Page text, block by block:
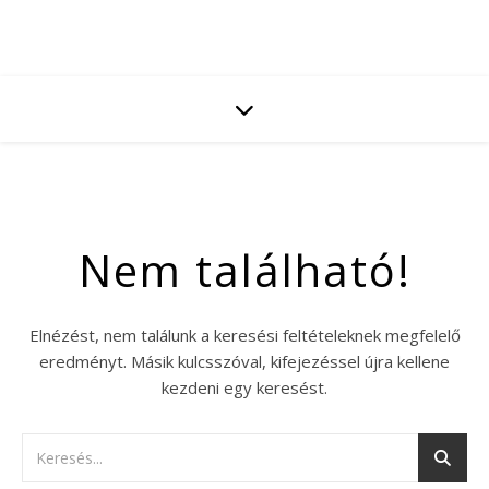
Nem található!
Elnézést, nem találunk a keresési feltételeknek megfelelő
eredményt. Másik kulcsszóval, kifejezéssel újra kellene
kezdeni egy keresést.